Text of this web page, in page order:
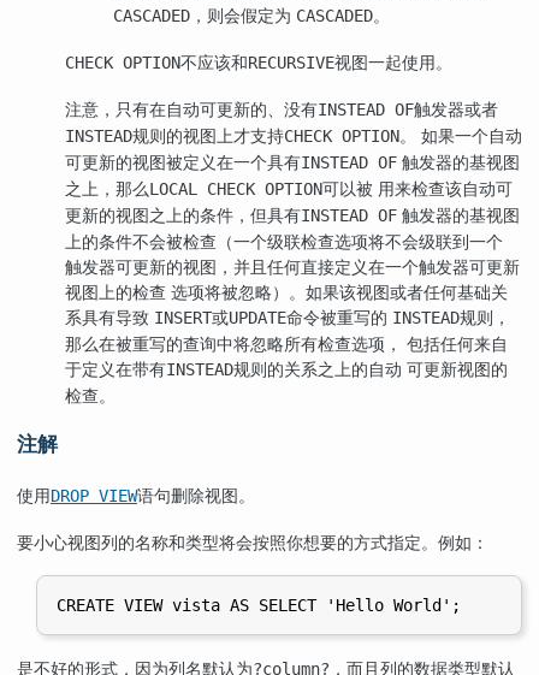
CASCADED ，则会假定为 CASCADED。
CHECK OPTION不应该和RECURSIVE视图一起使用。
注意，只有在自动可更新的、没有INSTEAD OF触发器或者
INSTEAD规则的视图上才支持CHECK OPTION。 如果一个自动
可更新的视图被定义在一个具有INSTEAD OF 触发器的基视图
之上，那么LOCAL CHECK OPTION可以被 用来检查该自动可
更新的视图之上的条件，但具有INSTEAD OF 触发器的基视图
上的条件不会被检查（一个级联检查选项将不会级联到一个
触发器可更新的视图，并且任何直接定义在一个触发器可更新
视图上的检查 选项将被忽略）。如果该视图或者任何基础关
系具有导致 INSERT或UPDATE命令被重写的 INSTEAD规则，
那么在被重写的查询中将忽略所有检查选项， 包括任何来自
于定义在带有INSTEAD规则的关系之上的自动 可更新视图的
检查。
注解
使用DROP VIEW语句删除视图。
要小心视图列的名称和类型将会按照你想要的方式指定。例如：
是不好的形式，因为列名默认为?column? ，而且列的数据类型默认